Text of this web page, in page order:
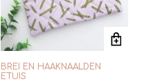
BREI EN HAAKNAALDEN
ETUIS